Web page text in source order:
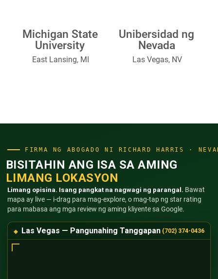
Michigan State
University
East Lansing, MI
Unibersidad ng
Nevada
Las Vegas, NV
FIRMA NG ABOGADO NI RICHARD HARRIS ·
BISITAHIN ANG ISA SA AMING
LIMANG LOKASYON
Limang opisina. Isang pangkat na nagwagi ng parangal. Bawat
mapa ay live — i-drag para mag-explore, o mag-tap ng star rating
para mabasa ang mga review ng aming kliyente sa Google.
Las Vegas — Pangunahing Tanggapan (702) 374-0436